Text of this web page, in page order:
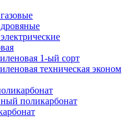
1-ый сорт
техническая эконом
поликарбонат